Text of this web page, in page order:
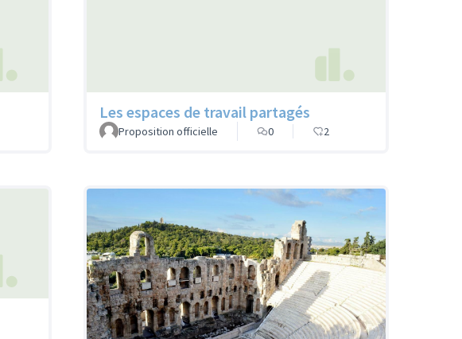
Les espaces de travail partagés
Proposition officielle 0 2